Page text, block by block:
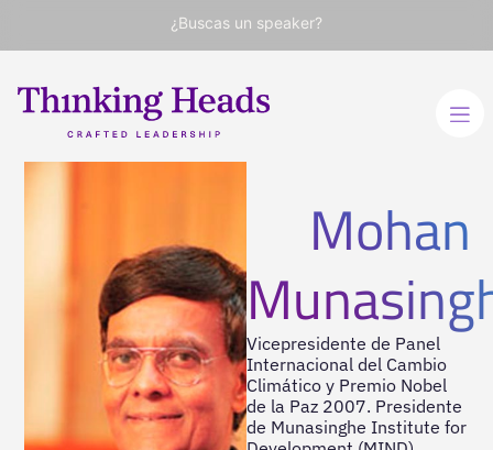
¿Buscas un speaker?
Mohan
Vicepresidente de Panel
Internacional del Cambio
Climático y Premio Nobel
de la Paz 2007. Presidente
de Munasinghe Institute for